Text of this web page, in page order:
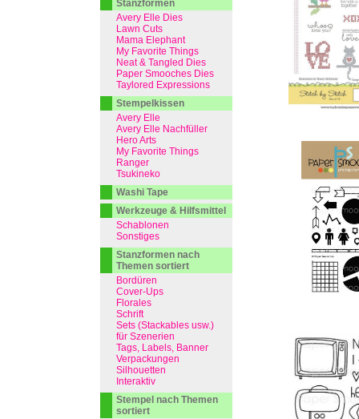
Stanzformen
Avery Elle Dies
Lawn Cuts
Mama Elephant
My Favorite Things
Neat & Tangled Dies
Paper Smooches Dies
Taylored Expressions
Stempelkissen
Avery Elle
Avery Elle Nachfüller
Hero Arts
My Favorite Things
Ranger
Tsukineko
Washi Tape
Werkzeuge & Hilfsmittel
Schablonen
Sonstiges
Stanzformen nach
Themen sortiert
Bordüren
Cover-Ups
Florales
Schrift
Sets (Stackables usw.)
für Szenerien
Tags, Labels, Banner
Verpackungen
Silhouetten
Interaktiv
Stempel nach Themen
sortiert